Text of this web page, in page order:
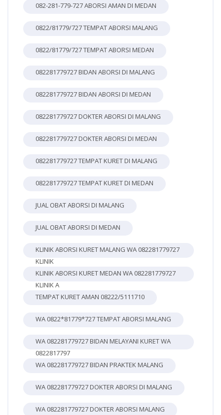
082-281-779-727 ABORSI AMAN DI MEDAN
0822/81779/727 TEMPAT ABORSI MALANG
0822/81779/727 TEMPAT ABORSI MEDAN
082281779727 BIDAN ABORSI DI MALANG
082281779727 BIDAN ABORSI DI MEDAN
082281779727 DOKTER ABORSI DI MALANG
082281779727 DOKTER ABORSI DI MEDAN
082281779727 TEMPAT KURET DI MALANG
082281779727 TEMPAT KURET DI MEDAN
JUAL OBAT ABORSI DI MALANG
JUAL OBAT ABORSI DI MEDAN
KLINIK ABORSI KURET MALANG WA 082281779727
KLINIK
KLINIK ABORSI KURET MEDAN WA 082281779727
KLINIK A
TEMPAT KURET AMAN 08222/5111710
WA 0822*81779*727 TEMPAT ABORSI MALANG
WA 082281779727 BIDAN MELAYANI KURET WA
0822817797
WA 082281779727 BIDAN PRAKTEK MALANG
WA 082281779727 DOKTER ABORSI DI MALANG
WA 082281779727 DOKTER ABORSI MALANG